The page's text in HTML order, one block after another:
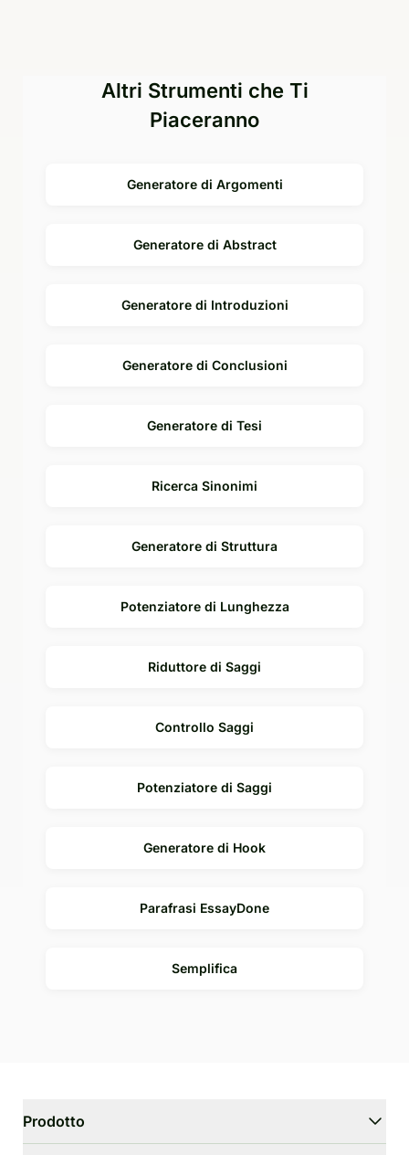
Altri Strumenti che Ti
Piaceranno
Generatore di Argomenti
Generatore di Abstract
Generatore di Introduzioni
Generatore di Conclusioni
Generatore di Tesi
Ricerca Sinonimi
Generatore di Struttura
Potenziatore di Lunghezza
Riduttore di Saggi
Controllo Saggi
Potenziatore di Saggi
Generatore di Hook
Parafrasi EssayDone
Semplifica
Prodotto